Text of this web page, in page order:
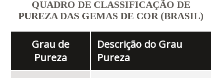
QUADRO DE CLASSIFICAÇÃO DE
PUREZA DAS GEMAS DE COR (BRASIL)
Grau de
Pureza
Descrição do Grau
Pureza